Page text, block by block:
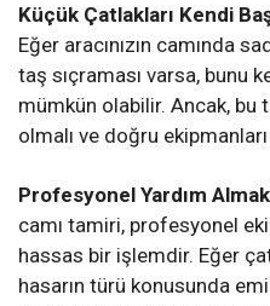
Küçük Çatlakları Kendi
Eğer aracınızın camında
taş sıçraması varsa, bunu
mümkün olabilir. Ancak, bu
olmalı ve doğru ekipmanları
Profesyonel Yardım
camı tamiri, profesyonel
hassas bir işlemdir. Eğer
hasarın türü konusunda